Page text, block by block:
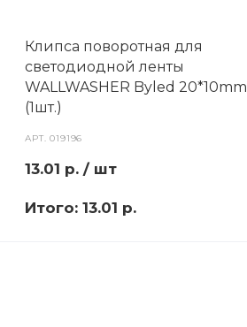
Клипса поворотная для
светодиодной ленты
WALLWASHER Byled 20*10mm
(1шт.)
АРТ.019196
13.01 р. / шт
Итого:13.01 р.